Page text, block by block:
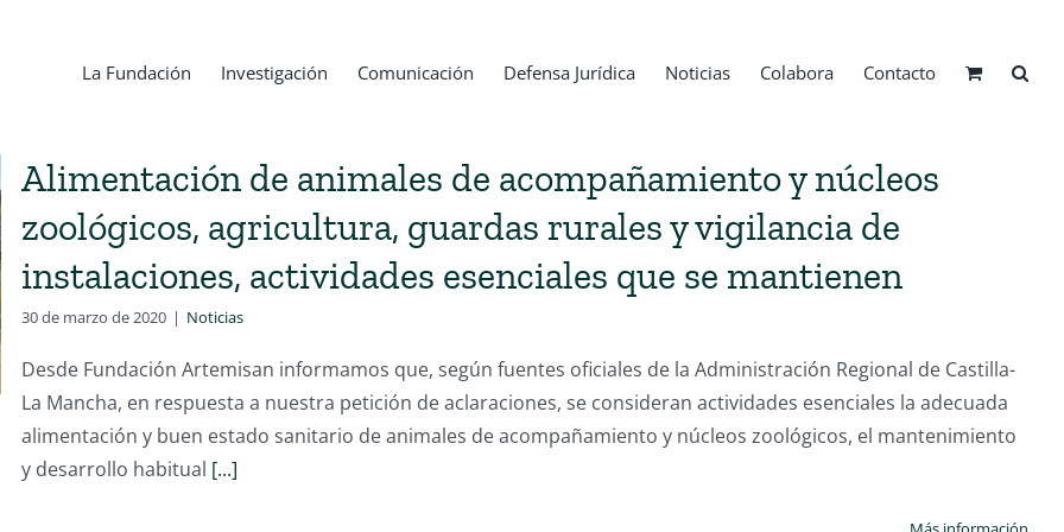
La Fundación Investigación Comunicación Defensa Jurídica Noticias Colabora Contacto
Alimentación de animales de acompañamiento y núcleos
zoológicos, agricultura, guardas rurales y vigilancia de
instalaciones, actividades esenciales que se mantienen
30 de marzo de 2020 | Noticias
Desde Fundación Artemisan informamos que, según fuentes oficiales de la Administración Regional de Castilla-
La Mancha, en respuesta a nuestra petición de aclaraciones, se consideran actividades esenciales la adecuada
alimentación y buen estado sanitario de animales de acompañamiento y núcleos zoológicos, el mantenimiento
y desarrollo habitual [...]